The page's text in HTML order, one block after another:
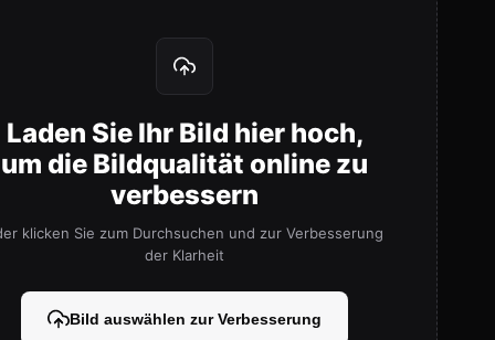
Laden Sie Ihr Bild hier hoch,
um die Bildqualität online zu
verbessern
klicken Sie zum Durchsuchen und zur Verbesserung
der Klarheit
Bild auswählen zur Verbesserung